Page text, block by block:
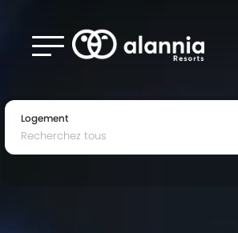
Logement